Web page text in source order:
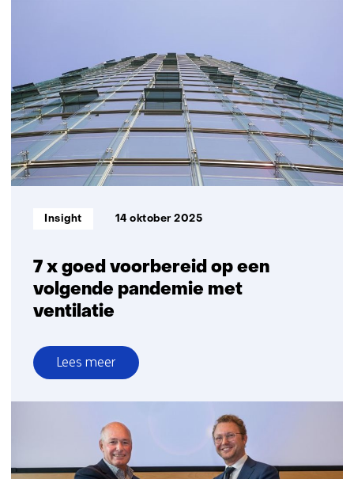
biobased
plaat-
en
isolatiemateriaal
vezels
7 x goed voorbereid op een
volgende pandemie met
ventilatie
Informatietype:
Insight 14 oktober 2025
Lees meer
over
7
voorbereid
op